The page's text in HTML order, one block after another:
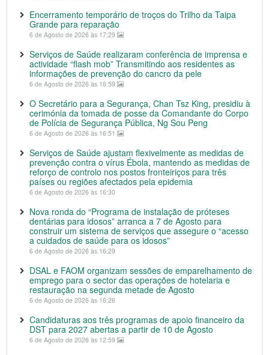
Encerramento temporário de troços do Trilho da Taipa
Grande para reparação
6 de Agosto de 2026 às 17:29
Serviços de Saúde realizaram conferência de imprensa e
actividade “flash mob” Transmitindo aos residentes as
informações de prevenção do cancro da pele
6 de Agosto de 2026 às 16:59
O Secretário para a Segurança, Chan Tsz King, presidiu à
cerimónia da tomada de posse da Comandante do Corpo
de Polícia de Segurança Pública, Ng Sou Peng
6 de Agosto de 2026 às 16:51
Serviços de Saúde ajustam flexivelmente as medidas de
prevenção contra o vírus Ébola, mantendo as medidas de
reforço de controlo nos postos fronteiriços para três
países ou regiões afectados pela epidemia
6 de Agosto de 2026 às 16:30
Nova ronda do “Programa de instalação de próteses
dentárias para idosos” arranca a 7 de Agosto para
construir um sistema de serviços que assegure o “acesso
a cuidados de saúde para os idosos”
6 de Agosto de 2026 às 16:29
DSAL e FAOM organizam sessões de emparelhamento de
emprego para o sector das operações de hotelaria e
restauração na segunda metade de Agosto
6 de Agosto de 2026 às 16:26
Candidaturas aos três programas de apoio financeiro da
DST para 2027 abertas a partir de 10 de Agosto
6 de Agosto de 2026 às 12:59